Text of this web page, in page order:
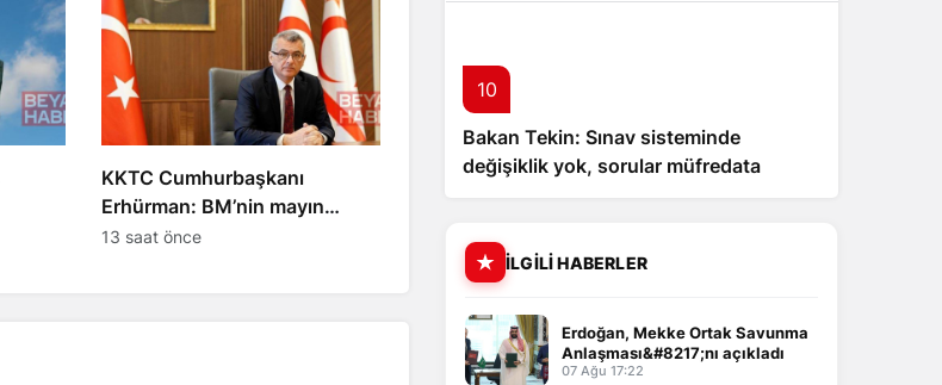
KKTC Cumhurbaşkanı
Erhürman: BM’nin mayın
temizleme önerisi reddedildi
13 saat önce
10
Bakan Tekin: Sınav sisteminde
değişiklik yok, sorular müfredata
İLGILI HABERLER
Erdoğan, Mekke Ortak Savunma
Anlaşması&#8217;nı açıkladı
07 Ağu 17:22